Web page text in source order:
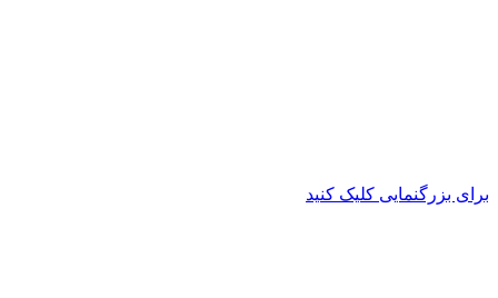
برای بزرگنمایی کلیک کنید